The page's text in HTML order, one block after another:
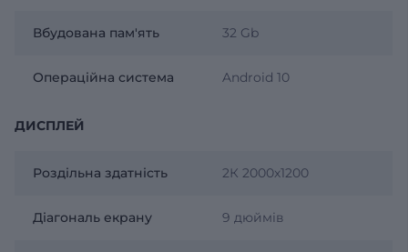
Вбудована пам'ять 32 Gb
Операційна система Android 10
ДИСПЛЕЙ
Роздільна здатність 2К 2000х1200
Діагональ екрану 9 дюймів